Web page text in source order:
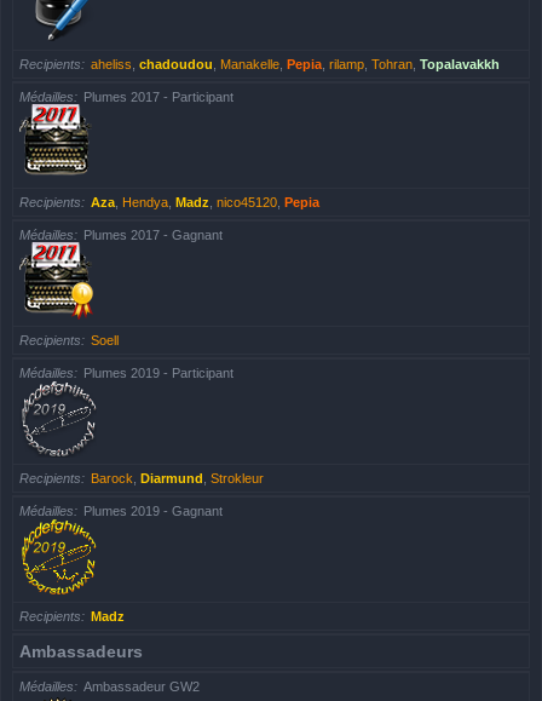
Recipients aheliss chadoudou Manakelle Pepia rilamp Tohran Topalavakkh
Médailles Plumes 2017 - Participant
Recipients Aza Hendya Madz nico45120 Pepia
Médailles Plumes 2017 - Gagnant
Recipients Soell
Médailles Plumes 2019 - Participant
Recipients Barock Diarmund Strokleur
Médailles Plumes 2019 - Gagnant
Recipients Madz
Ambassadeurs
Médailles Ambassadeur GW2